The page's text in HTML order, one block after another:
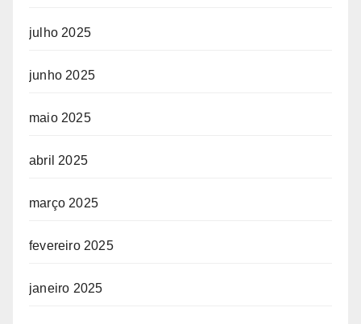
julho 2025
junho 2025
maio 2025
abril 2025
março 2025
fevereiro 2025
janeiro 2025